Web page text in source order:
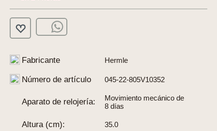
Fabricante Hermle
Número de artículo 045-22-805V10352
Aparato de relojería:
Movimiento mecánico de
8 días
Altura (cm): 35.0